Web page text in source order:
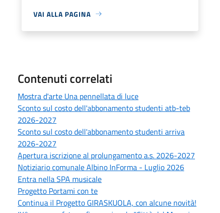
VAI ALLA PAGINA
Contenuti correlati
Mostra d'arte Una pennellata di luce
Sconto sul costo dell'abbonamento studenti atb-teb
2026-2027
Sconto sul costo dell'abbonamento studenti arriva
2026-2027
Apertura iscrizione al prolungamento a.s. 2026-2027
Notiziario comunale Albino InForma - Luglio 2026
Entra nella SPA musicale
Progetto Portami con te
Continua il Progetto GIRASKUOLA, con alcune novità!